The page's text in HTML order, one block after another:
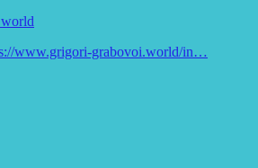
www.grigori-grabovoi.world/in…